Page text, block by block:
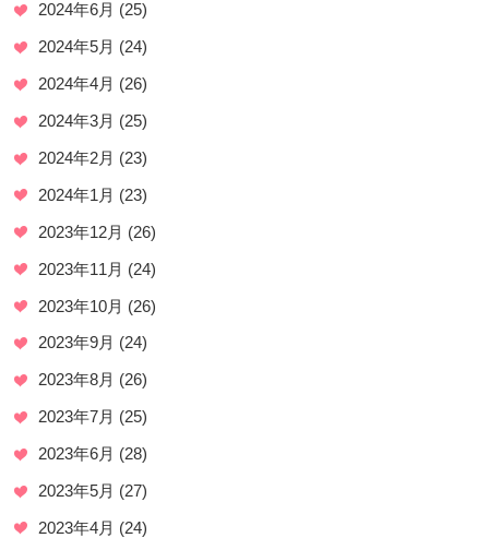
2024年6月 (25)
2024年5月 (24)
2024年4月 (26)
2024年3月 (25)
2024年2月 (23)
2024年1月 (23)
2023年12月 (26)
2023年11月 (24)
2023年10月 (26)
2023年9月 (24)
2023年8月 (26)
2023年7月 (25)
2023年6月 (28)
2023年5月 (27)
2023年4月 (24)